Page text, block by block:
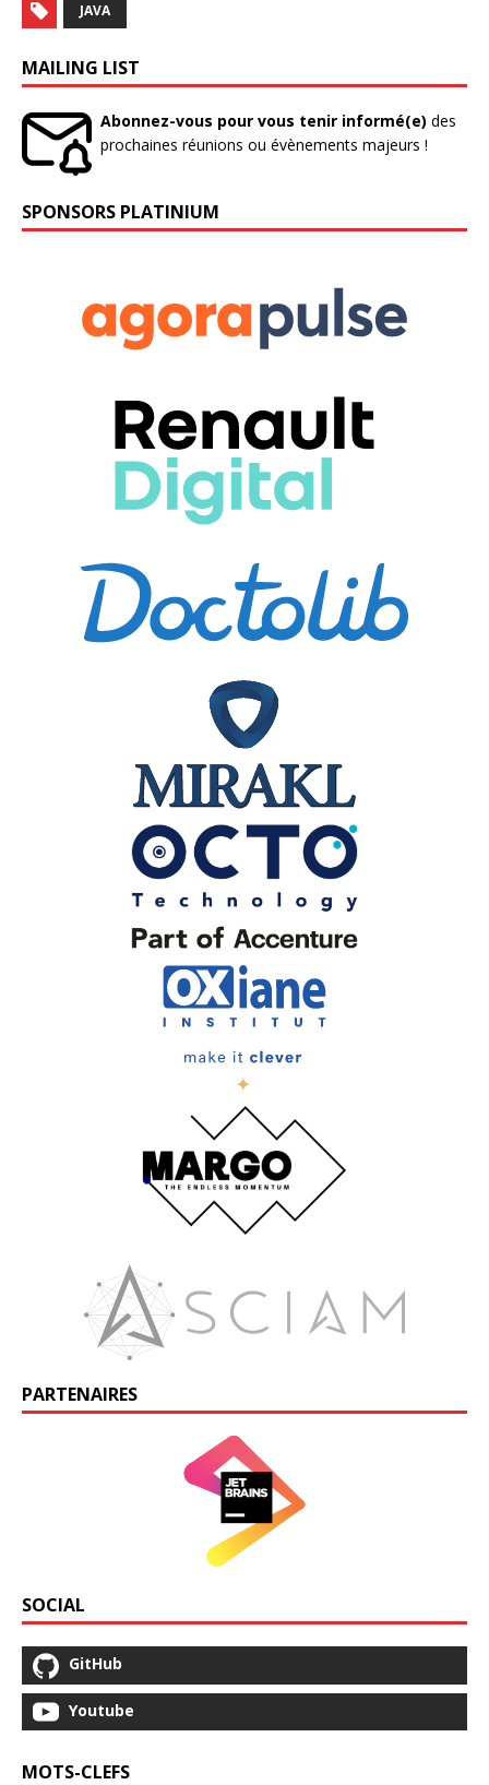
JAVA
MAILING LIST
Abonnez-vous pour vous tenir informé(e) des
prochaines réunions ou évènements majeurs !
SPONSORS PLATINIUM
PARTENAIRES
SOCIAL
GitHub
Youtube
MOTS-CLEFS